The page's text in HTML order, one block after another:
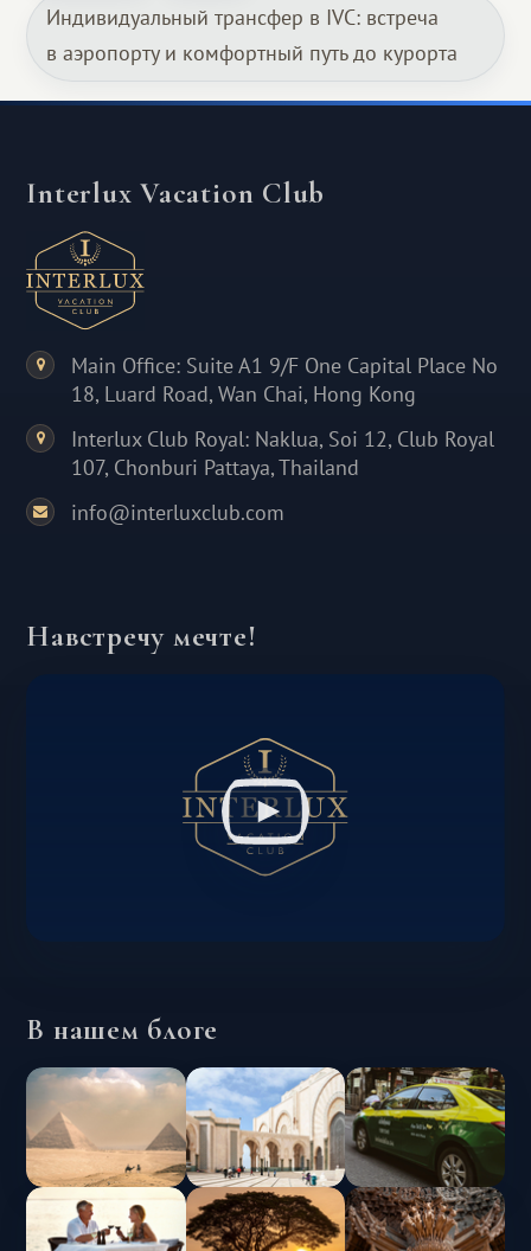
Индивидуальный трансфер в IVC: встреча
в аэропорту и комфортный путь до курорта
Interlux Vacation Club
Main Office: Suite A1 9/F One Capital Place No
18, Luard Road, Wan Chai, Hong Kong
Interlux Club Royal: Naklua, Soi 12, Club Royal
107, Chonburi Pattaya, Thailand
info@interluxclub.com
Навстречу мечте!
В нашем блоге